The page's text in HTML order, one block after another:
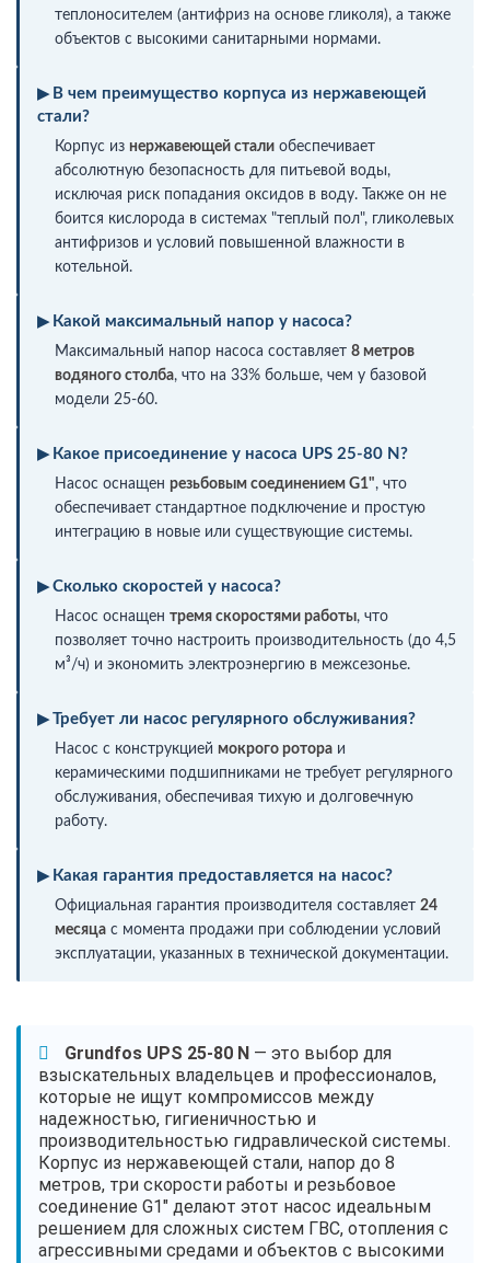
теплоносителем (антифриз на основе гликоля), а также
объектов с высокими санитарными нормами.
В чем преимущество корпуса из нержавеющей
стали?
Корпус из нержавеющей стали обеспечивает
абсолютную безопасность для питьевой воды,
исключая риск попадания оксидов в воду. Также он не
боится кислорода в системах "теплый пол", гликолевых
антифризов и условий повышенной влажности в
котельной.
Какой максимальный напор у насоса?
Максимальный напор насоса составляет 8 метров
водяного столба, что на 33% больше, чем у базовой
модели 25-60.
Какое присоединение у насоса UPS 25-80 N?
Насос оснащен резьбовым соединением G1", что
обеспечивает стандартное подключение и простую
интеграцию в новые или существующие системы.
Сколько скоростей у насоса?
Насос оснащен тремя скоростями работы, что
позволяет точно настроить производительность (до 4,5
м³/ч) и экономить электроэнергию в межсезонье.
Требует ли насос регулярного обслуживания?
Насос с конструкцией мокрого ротора и
керамическими подшипниками не требует регулярного
обслуживания, обеспечивая тихую и долговечную
работу.
Какая гарантия предоставляется на насос?
Официальная гарантия производителя составляет 24
месяца с момента продажи при соблюдении условий
эксплуатации, указанных в технической документации.
Grundfos UPS 25-80 N — это выбор для
взыскательных владельцев и профессионалов,
которые не ищут компромиссов между
надежностью, гигиеничностью и
производительностью гидравлической системы.
Корпус из нержавеющей стали, напор до 8
метров, три скорости работы и резьбовое
соединение G1" делают этот насос идеальным
решением для сложных систем ГВС, отопления с
агрессивными средами и объектов с высокими